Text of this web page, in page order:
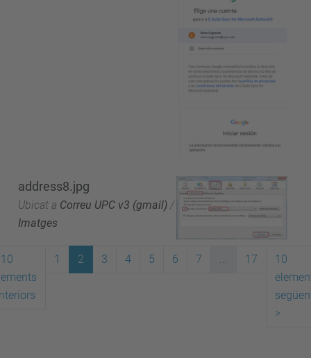
address8.jpg
Ubicat a Correu UPC v3 (gmail) /
Imatges
10
1 2 3 4 5 6 7 ... 17
10
>